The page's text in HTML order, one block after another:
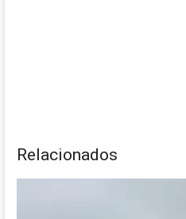
Relacionados